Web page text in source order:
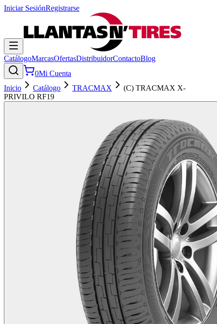
Iniciar SesiónRegistrarse
CatálogoMarcasOfertasDistribuidorContactoBlog
0Mi Cuenta
Inicio
Catálogo TRACMAX
(C) TRACMAX X-
PRIVILO RF19